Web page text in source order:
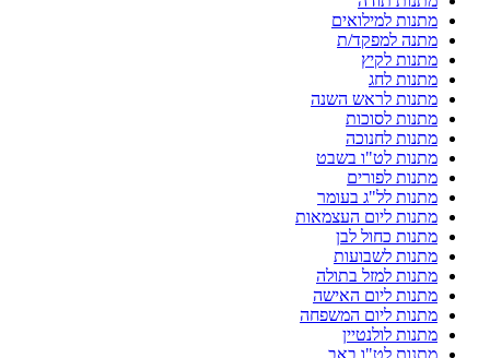
מתנות למילואים
מתנה למפקד/ת
מתנות לקיץ
מתנות לחג
מתנות לראש השנה
מתנות לסוכות
מתנות לחנוכה
מתנות לט"ו בשבט
מתנות לפורים
מתנות לל"ג בעומר
מתנות ליום העצמאות
מתנות כחול לבן
מתנות לשבועות
מתנות למזל בתולה
מתנות ליום האישה
מתנות ליום המשפחה
מתנות לולנטיין
מתנות לט"ו באב